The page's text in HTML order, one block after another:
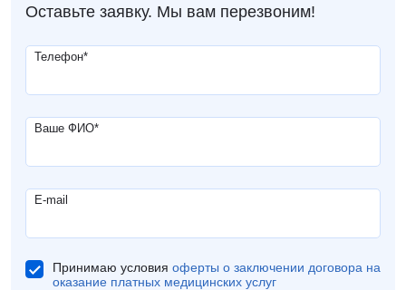
Оставьте заявку. Мы вам перезвоним!
Телефон*
Ваше ФИО*
E-mail
Принимаю условия оферты о заключении договора на
оказание платных медицинских услуг